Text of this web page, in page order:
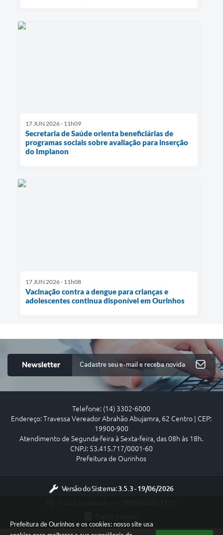
Prefeitura de Ourinhos e os cookies: nosso site usa
17 JUN 2026 - 11h09
Secretaria de Saúde orienta beneficiárias de
programas sociais sobre avaliação para inserção
do Implanon
17 JUN 2026 - 11h08
Vacinação contra a dengue para crianças e
adolescentes continua disponível em Ourinhos
Newsletter
Telefone: (14) 3302-6000
Endereço: Travessa Vereador Abrahão Abujamra, 62 Centro | CEP:
19900-900
Atendimento de Segunda-feira à Sexta-feira, das 08h às 18h.
CNPJ: 53.415.717/0001-60
Prefeitura de Ourinhos
Versão do Sistema:3.5.3 - 19/06/2026